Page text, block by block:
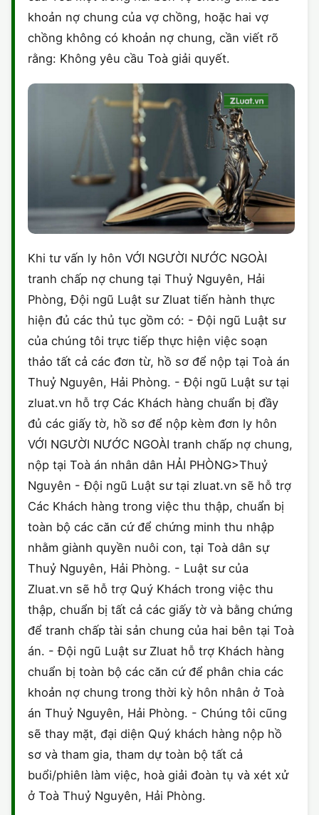
khoản nợ chung của vợ chồng, hoặc hai vợ
chồng không có khoản nợ chung, cần viết rõ
rằng: Không yêu cầu Toà giải quyết.
Khi tư vấn ly hôn VỚI NGƯỜI NƯỚC NGOÀI
tranh chấp nợ chung tại Thuỷ Nguyên, Hải
Phòng, Đội ngũ Luật sư Zluat tiến hành thực
hiện đủ các thủ tục gồm có: - Đội ngũ Luật sư
của chúng tôi trực tiếp thực hiện việc soạn
thảo tất cả các đơn từ, hồ sơ để nộp tại Toà án
Thuỷ Nguyên, Hải Phòng. - Đội ngũ Luật sư tại
zluat.vn hỗ trợ Các Khách hàng chuẩn bị đầy
đủ các giấy tờ, hồ sơ để nộp kèm đơn ly hôn
VỚI NGƯỜI NƯỚC NGOÀI tranh chấp nợ chung,
nộp tại Toà án nhân dân HẢI PHÒNG>Thuỷ
Nguyên - Đội ngũ Luật sư tại zluat.vn sẽ hỗ trợ
Các Khách hàng trong việc thu thập, chuẩn bị
toàn bộ các căn cứ để chứng minh thu nhập
nhằm giành quyền nuôi con, tại Toà dân sự
Thuỷ Nguyên, Hải Phòng. - Luật sư của
Zluat.vn sẽ hỗ trợ Quý Khách trong việc thu
thập, chuẩn bị tất cả các giấy tờ và bằng chứng
để tranh chấp tài sản chung của hai bên tại Toà
án. - Đội ngũ Luật sư Zluat hỗ trợ Khách hàng
chuẩn bị toàn bộ các căn cứ để phân chia các
khoản nợ chung trong thời kỳ hôn nhân ở Toà
án Thuỷ Nguyên, Hải Phòng. - Chúng tôi cũng
sẽ thay mặt, đại diện Quý khách hàng nộp hồ
sơ và tham gia, tham dự toàn bộ tất cả
buổi/phiên làm việc, hoà giải đoàn tụ và xét xử
ở Toà Thuỷ Nguyên, Hải Phòng.